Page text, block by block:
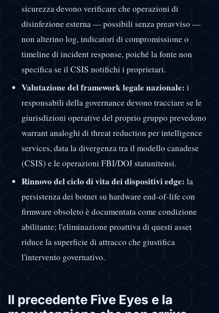
sicurezza devono verificare che operazioni di
disinfezione esterna — possibili senza preavviso —
non alterino log, indicatori di compromissione o
timeline di incident response, poiché la fonte non
specifica se il CSIS notifichi i proprietari.
Valutazione del framework legale nazionale:i
responsabili della governance devono tracciare se le
giurisdizioni operative del proprio gruppo prevedono
warrant analoghi di threat reduction per intelligence
services, data la divergenza tra il modello canadese
(CSIS) e le operazioni FBI/DOJ statunitensi.
Rinnovo del ciclo di vita dei dispositivi edge:la
persistenza dei botnet su hardware end-of-life con
firmware obsoleto è documentata come condizione
abilitante; l'eliminazione proattiva di questi asset
riduce la superficie di attracco che giustifica
l'intervento governativo.
Il precedente Five Eyes e la